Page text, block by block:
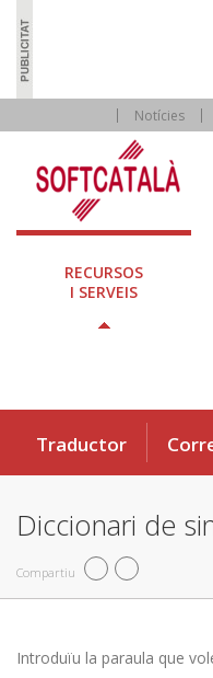
Notícies
RECURSOS
I SERVEIS
Traductor
Diccionari de
Compartiu
Introduïu la paraula que